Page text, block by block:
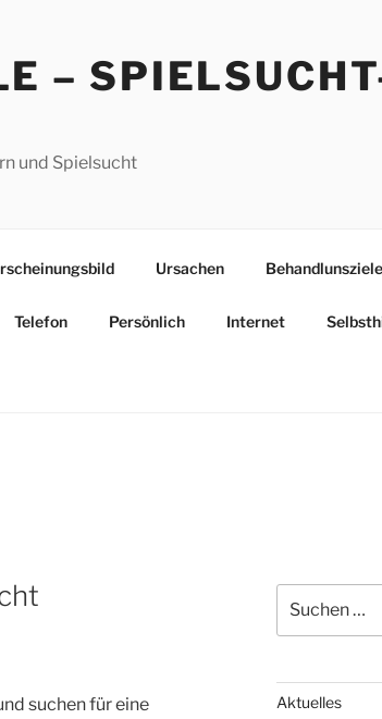
–
und Spielsucht
Ursachen Behandlunsziele
Telefon Persönlich Internet
suchen für eine
nach:
Aktuelles